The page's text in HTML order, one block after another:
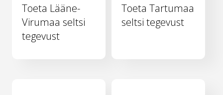
Toeta Lääne-
Virumaa seltsi
tegevust
Toeta Tartumaa
seltsi tegevust